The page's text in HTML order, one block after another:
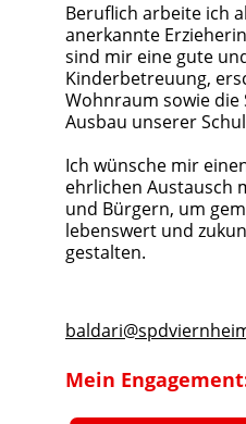
Beruflich arbeite ich
anerkannte
sind mir eine gute
Kinderbetreuung,
Wohnraum sowie
Ausbau unserer
Ich wünsche mir
ehrlichen Austausch
und Bürgern, um
lebenswert und
gestalten.
Mein